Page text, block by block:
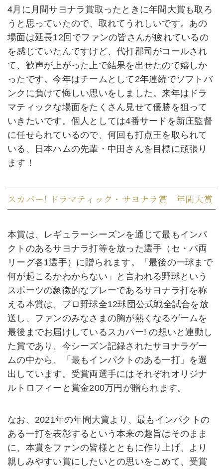
4月に月間サヨナラ賞取ったときに年間大賞も取ろ
うと思っていたので、取れてうれしいです。あの
場面は延長12回でファンの皆さんが疲れているの
を感じていたんですけど、代打郡司がコールされ
て、歓声が上がった上で結果を出せたので嬉しか
ったです。今年はチームとして2年連続でソフトバ
ンクに負けて悔しい思いをしました。来年はドラ
マティックな場面をたくさん見せて優勝を狙って
いきたいです。個人としては4番サードを新庄監督
に任せられているので、何回も打点王を取られて
いる、日本ハムの先輩・中田さんを目標に頑張り
ます！
スカパー! ドラマティック・サヨナラ賞 年間大賞
本賞は、レギュラーシーズンを通じて最もインパ
クトのあるサヨナラ打等を放った選手（セ・パ両
リーグ各1選手）に贈られます。「最後の一球まで
何が起こるかわからない」と言われる野球という
スポーツの象徴的なプレーであるサヨナラ打を称
える本賞は、プロ野球全12球団公式戦全試合を放
送し、ファンのみなさまの胸が熱くなるゲームを
最後までお届けしているスカパー! の想いと連動し
た賞であり、今シーズン記録されたサヨナラゲー
ムの中から、「最もインパクトのある一打」を選
出しています。受賞両選手にはそれぞれオリジナ
ルトロフィーと賞金200万円が贈られます。
なお、2021年の年間大賞より、最もインパクトの
ある一打を表彰するという本来の趣旨はそのまま
に、本賞をファンの皆様とともに作り上げ、より
親しみやすい賞にしたいとの思いをこめて、受賞